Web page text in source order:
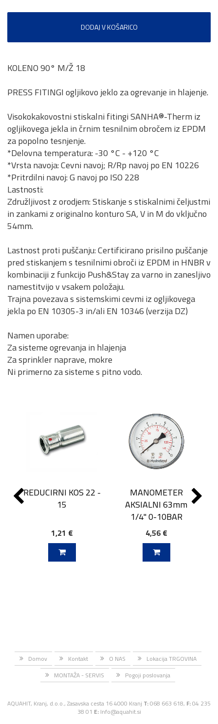
DODAJ V KOŠARICO
KOLENO 90° M/Ž 18
PRESS FITINGI ogljikovo jeklo za ogrevanje in hlajenje.
Visokokakovostni stiskalni fitingi SANHA®-Therm iz
ogljikovega jekla in črnim tesnilnim obročem iz EPDM
za popolno tesnjenje.
*Delovna temperatura: -30 °C - +120 °C
*Vrsta navoja: Cevni navoj; R/Rp navoj po EN 10226
*Pritrdilni navoj: G navoj po ISO 228
Lastnosti:
Združljivost z orodjem: Stiskanje s stiskalnimi čeljustmi
in zankami z originalno konturo SA, V in M do vključno
54mm.
Lastnost proti puščanju: Certificirano prisilno puščanje
pred stiskanjem s tesnilnimi obroči iz EPDM in HNBR v
kombinaciji z funkcijo Push&Stay za varno in zanesljivo
namestitvijo v vsakem položaju.
Trajna povezava s sistemskimi cevmi iz ogljikovega
jekla po EN 10305-3 in/ali EN 10346 (verzija DZ)
Namen uporabe:
Za sisteme ogrevanja in hlajenja
Za sprinkler naprave, mokre
Ni primerno za sisteme s pitno vodo.
REDUCIRNI KOS 22 -
15
1,21 €
MANOMETER
AKSIALNI 63mm
1/4'' 0-10BAR
4,56 €
Domov Kontakt O NAS
Lokacija TRGOVINA
MONTAŽA - SERVIS
Pogoji poslovanja
AQUAHIT, Kranj, d.o.o., Zasavska cesta 16 4000 Kranj T:068 663 618, F:04 235
38 01 E: Info@aquahit.si